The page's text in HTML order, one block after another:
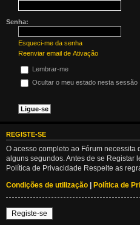
Senha:
Esqueci-me da senha
Reenviar email de Ativação
Lembrar-me
Ocultar o meu estado nesta sessão
REGISTE-SE
O acesso completo ao Fórum
alguns segundos. Antes de se Registar
Política de Privacidade Respeite as
Condições de utilização | Política de
Registe-se